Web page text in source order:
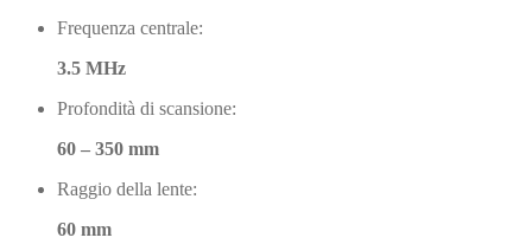
Frequenza centrale:
3.5 MHz
Profondità di scansione:
60 – 350 mm
Raggio della lente:
60 mm